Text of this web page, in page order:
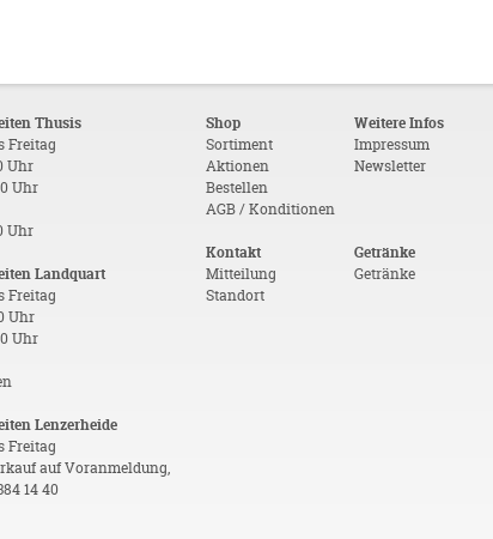
Thusis
Freitag
Uhr
Uhr
Uhr
Landquart
Freitag
Uhr
Uhr
Lenzerheide
Freitag
auf Voranmeldung,
14 40
Shop
Sortiment
Aktionen
Bestellen
AGB / Konditionen
Weitere Infos
Impressum
Newsletter
Kontakt
Mitteilung
Standort
Getränke
Getränke